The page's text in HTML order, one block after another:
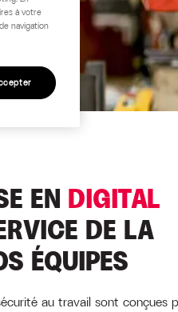
EN DIGITAL
DE LA
ÉQUIPES
au travail sont conçues
à votre
navigation